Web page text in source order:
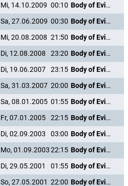
Mi, 14.10.2009 00:10
Body of Evidence
Sa, 27.06.2009 00:30
Body of Evidence
Mi, 20.08.2008 21:50
Body of Evidence
Di, 12.08.2008 23:20
Body of Evidence
Di, 19.06.2007 23:15
Body of Evidence
Sa, 31.03.2007 20:00
Body of Evidence
Sa, 08.01.2005 01:55
Body of Evidence
Fr, 07.01.2005 22:15
Body of Evidence
Di, 02.09.2003 03:00
Body of Evidence
Mo, 01.09.200322:15
Body of Evidence
Di, 29.05.2001 01:55
Body of Evidence
So, 27.05.2001 22:00
Body of Evidence